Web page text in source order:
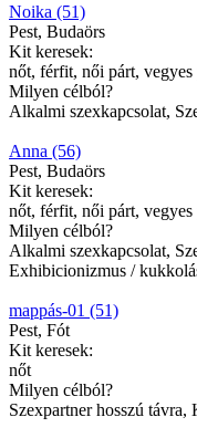
Noika (51)
Pest, Budaörs
Kit keresek:
nőt, férfit, női párt,
Milyen célból?
Alkalmi szexkapcsolat,
Anna (56)
Pest, Budaörs
Kit keresek:
nőt, férfit, női párt,
Milyen célból?
Alkalmi szexkapcsolat,
Exhibicionizmus /
mappás-01 (51)
Pest, Fót
Kit keresek:
nőt
Milyen célból?
Szexpartner hosszú